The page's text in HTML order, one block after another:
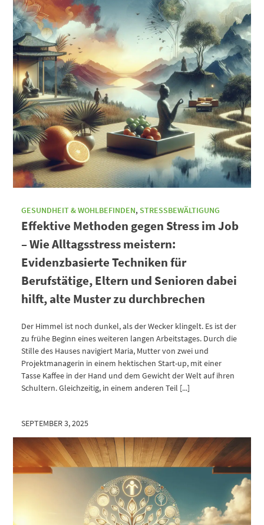
GESUNDHEIT & WOHLBEFINDEN, STRESSBEWÄLTIGUNG
Effektive Methoden gegen Stress im Job
– Wie Alltagsstress meistern:
Evidenzbasierte Techniken für
Berufstätige, Eltern und Senioren dabei
hilft, alte Muster zu durchbrechen
Der Himmel ist noch dunkel, als der Wecker klingelt. Es ist der
zu frühe Beginn eines weiteren langen Arbeitstages. Durch die
Stille des Hauses navigiert Maria, Mutter von zwei und
Projektmanagerin in einem hektischen Start-up, mit einer
Tasse Kaffee in der Hand und dem Gewicht der Welt auf ihren
Schultern. Gleichzeitig, in einem anderen Teil [...]
SEPTEMBER 3, 2025